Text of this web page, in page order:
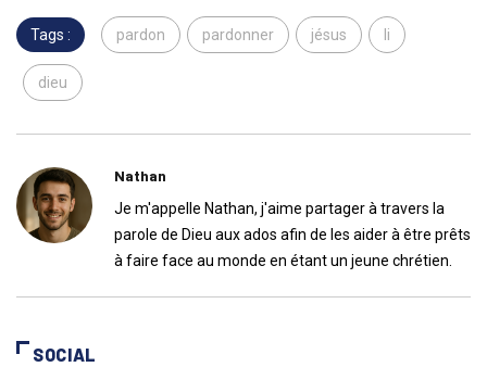
Tags : pardon pardonner jésus li
dieu
Nathan
Je m'appelle Nathan, j'aime partager à travers la
parole de Dieu aux ados afin de les aider à être prêts
à faire face au monde en étant un jeune chrétien.
SOCIAL